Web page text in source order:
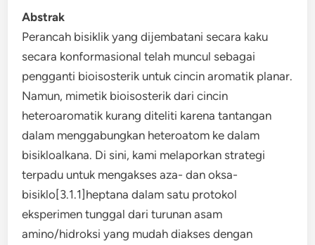
Abstrak
Perancah bisiklik yang dijembatani secara kaku
secara konformasional telah muncul sebagai
pengganti bioisosterik untuk cincin aromatik planar.
Namun, mimetik bioisosterik dari cincin
heteroaromatik kurang diteliti karena tantangan
dalam menggabungkan heteroatom ke dalam
bisikloalkana. Di sini, kami melaporkan strategi
terpadu untuk mengakses aza- dan oksa-
bisiklo[3.1.1]heptana dalam satu protokol
eksperimen tunggal dari turunan asam
amino/hidroksi yang mudah diakses dengan